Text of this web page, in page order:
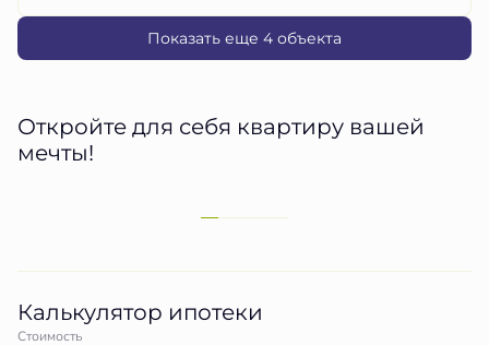
Показать еще 4 объектa
Откройте для себя квартиру вашей
мечты!
Калькулятор ипотеки
Стоимость